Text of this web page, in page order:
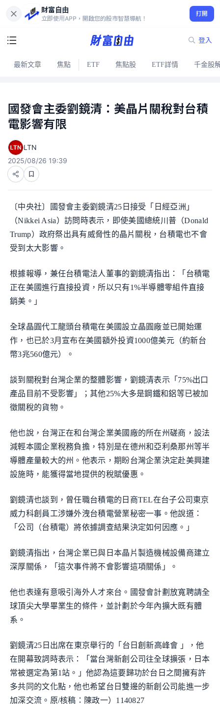
財富自由
立即使用APP，開啟您的股市智慧導航！
打開
登入
最新文章 焦點 ETF 焦點股 ETF詳情 千金股
國發會主委劉鏡清：美晶片關稅對台積
電影響有限
LTN
2025/08/26 19:39
〔中央社〕國發會主委劉鏡清25日接受「日經亞洲」
（Nikkei Asia）訪問時表示，即使美國總統川普（Donald
Trump）政府祭出具有威脅性的晶片關稅，台積電也不會
受到太大影響。
根據報導，兼任台積電法人董事的劉鏡清指出：「台積電
正在美國進行直接投資，所以只有1%半導體零組件直接
銷美。」
全球晶圓代工龍頭台積電在美國設立晶圓廠並已開始運
作，也已於3月宣布在美國額外投資1000億美元（約新台
幣3兆560億元）。
談到關稅對台灣企業的整體影響，劉鏡清表示「75%出口
產品目前不受影響」；其他25%大多是鋼鐵和鋁等已被加
徵關稅的貨物。
他也說，台灣正在和台灣企業美國廠的所在州磋商，設法
減輕本國企業稅務負擔，特別是在德州和亞利桑那州等半
導體產量較大的州。他表示，期盼台灣企業決定赴美興建
設施時，能獲得當地提供的稅賦優惠。
劉鏡清也談到，曾任職台積電的日商TEL在台子公司東京
威力科創員工涉嫌外洩台積電營業秘密一事。他說道：
「公司（台積電）將依據調查結果決定如何因應。」
劉鏡清指出，台灣企業已與日本晶片製造機械設備商建立
深厚關係，「這次事件將不會影響這項關係」。
他也表達有意吸引海外人才來台。國發會計劃放寬聘請全
球頂尖大學畢業生的條件，並計劃於今年內擴大既有體
系。
劉鏡清25日出席在東京舉行的「台日創新高峰會 」，他
在開幕致詞時表示：「當台灣新創公司往全球擴張，日本
常被選定為第1站。」他認為這要歸功於台日之間擁有許
多共同的文化點，他也希望台日雙邊的新創公司能進一步
加深交流。原/核稿：陳政一）1140827